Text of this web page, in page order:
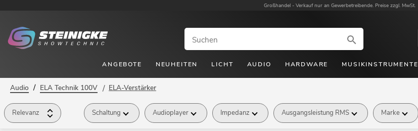
Großhandel - Verkauf nur an Gewerbetreibende. Preise zzgl. MwSt.
ANGEBOTE NEUHEITEN LICHT AUDIO HARDWARE MUSIKINSTRUMENTE
Audio / ELA Technik 100V / ELA-Verstärker
Relevanz Schaltung Audioplayer Impedanz Ausgangsleistung RMS Marke